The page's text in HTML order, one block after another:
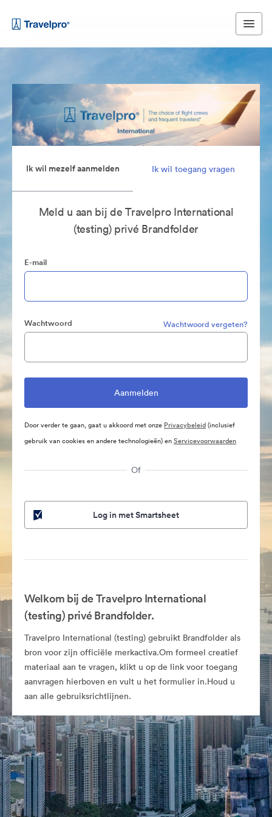
Ik wil mezelf aanmelden Ik wil toegang vragen
Meld u aan bij de Travelpro International
(testing) privé Brandfolder
E-mail
Wachtwoord Wachtwoord vergeten?
Door verder te gaan, gaat u akkoord met onze Privacybeleid(inclusief
gebruik van cookies en andere technologieën) enServicevoorwaarden
Of
Log in met Smartsheet
Welkom bij de Travelpro International
(testing) privé Brandfolder.
Travelpro International (testing) gebruikt Brandfolder als
bron voor zijn officiële merkactiva.Om formeel creatief
materiaal aan te vragen, klikt u op de link voor toegang
aanvragen hierboven en vult u het formulier in.Houd u
aan alle gebruiksrichtlijnen.